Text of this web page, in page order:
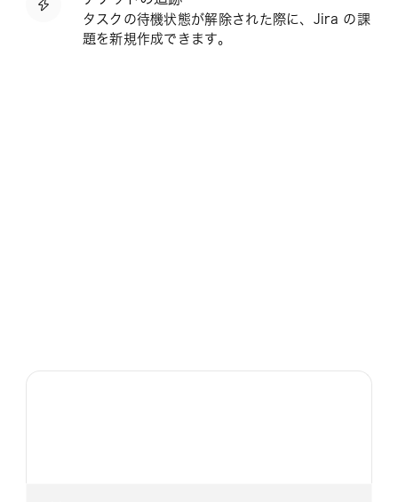
タスクの待機状態が解除された際に、Jira の課
題を新規作成できます。